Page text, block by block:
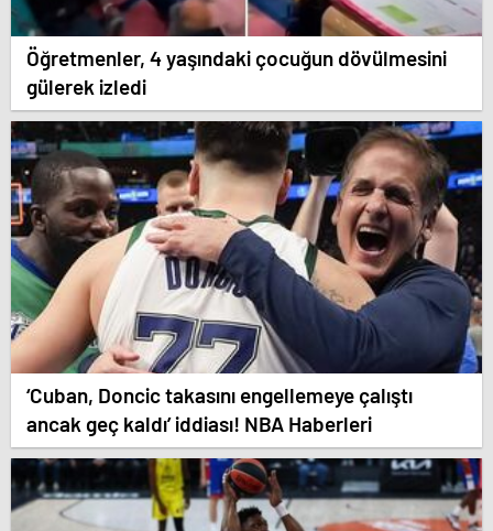
Öğretmenler, 4 yaşındaki çocuğun dövülmesini
gülerek izledi
‘Cuban, Doncic takasını engellemeye çalıştı
ancak geç kaldı’ iddiası! NBA Haberleri